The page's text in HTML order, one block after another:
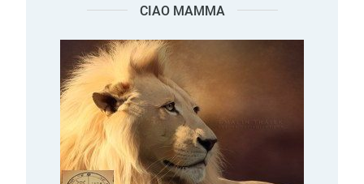
CIAO MAMMA